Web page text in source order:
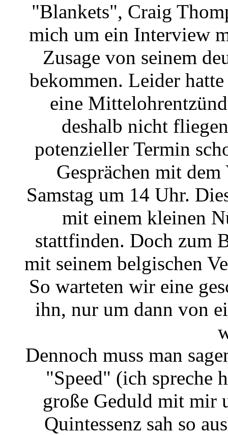
"Blankets", Craig
mich um ein Interview
Zusage von seinem
bekommen. Leider
eine
deshalb nicht
potenzieller Termin
Gesprächen mit
Samstag um 14 Uhr.
mit einem kleinen
stattfinden. Doch zum
mit seinem belgischen
So warteten wir eine
ihn, nur um dann von
Dennoch muss man
"Speed" (ich spreche
große Geduld mit mir
Quintessenz sah so